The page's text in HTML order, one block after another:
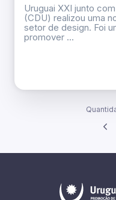
Uruguai XXI junto
(CDU) realizou uma
setor de design. Foi
promover ...